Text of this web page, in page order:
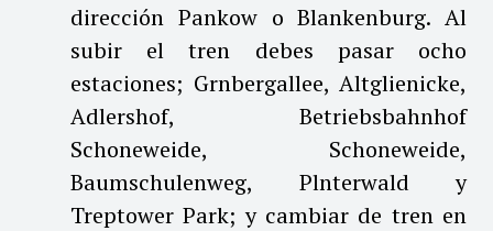
dirección Pankow o Blankenburg. Al
subir el tren debes pasar ocho
estaciones; Grnbergallee, Altglienicke,
Adlershof, Betriebsbahnhof
Schoneweide, Schoneweide,
Baumschulenweg, Plnterwald y
Treptower Park; y cambiar de tren en